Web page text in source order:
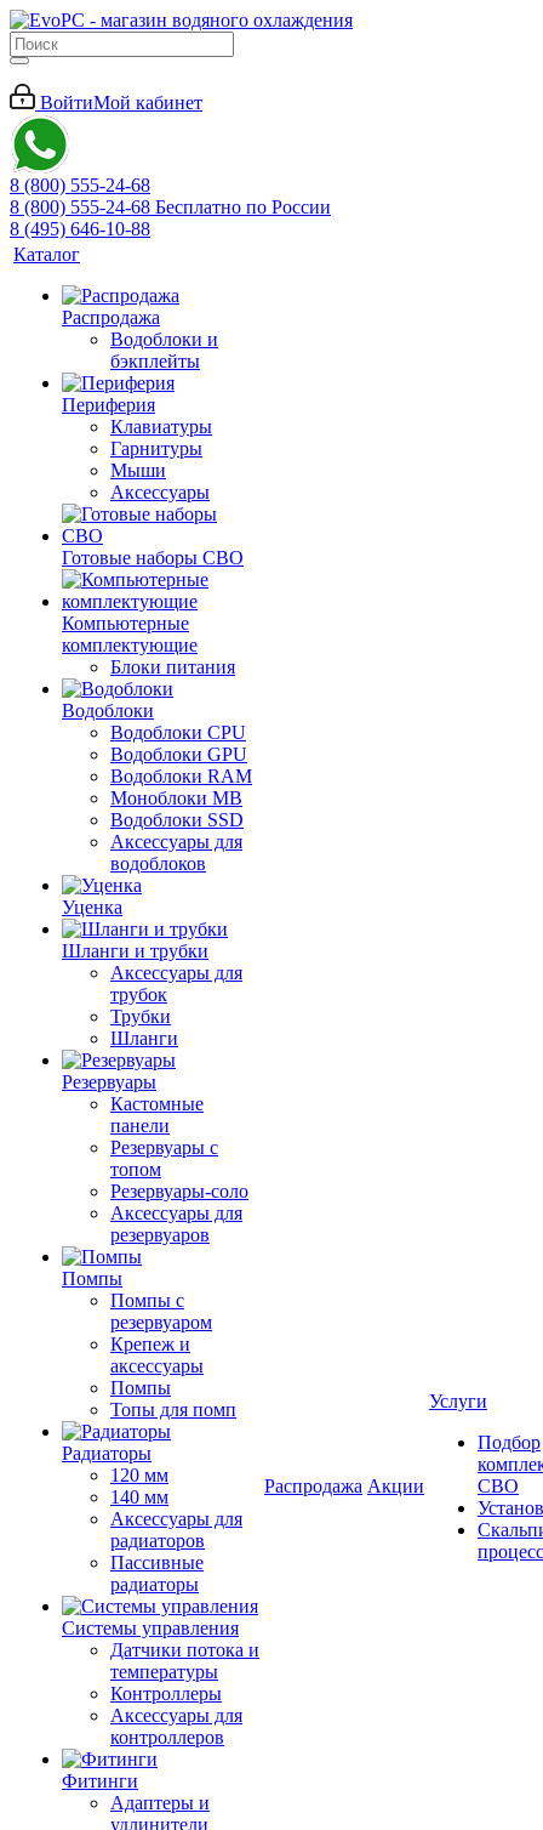
ВойтиМой кабинет
8 (800) 555-24-68
8 (800) 555-24-68 Бесплатно по России
8 (495) 646-10-88
Каталог
Распродажа
Водоблоки и
бэкплейты
Периферия
Клавиатуры
Гарнитуры
Мыши
Аксессуары
Готовые наборы СВО
Компьютерные
комплектующие
Блоки питания
Водоблоки
Водоблоки CPU
Водоблоки GPU
Водоблоки RAM
Моноблоки MB
Водоблоки SSD
Аксессуары для
водоблоков
Уценка
Шланги и трубки
Аксессуары для
трубок
Трубки
Шланги
Резервуары
Кастомные
панели
Резервуары с
топом
Резервуары-соло
Аксессуары для
резервуаров
Помпы
Помпы с
резервуаром
Крепеж и
аксессуары
Помпы
Топы для помп
Радиаторы
120 мм
140 мм
Аксессуары для
радиаторов
Пассивные
радиаторы
Системы управления
Датчики потока и
температуры
Контроллеры
Аксессуары для
контроллеров
Фитинги
Адаптеры и
удлинители
Распродажа Акции
Услуги
Подбор
СВО